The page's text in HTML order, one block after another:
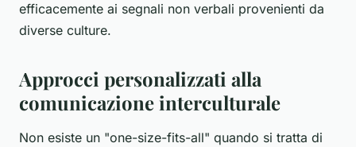
efficacemente ai segnali non verbali provenienti da
diverse culture.
Approcci personalizzati alla
comunicazione interculturale
Non esiste un "one-size-fits-all" quando si tratta di